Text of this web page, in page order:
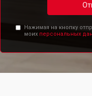
Нажимая на кнопку
моих персональных